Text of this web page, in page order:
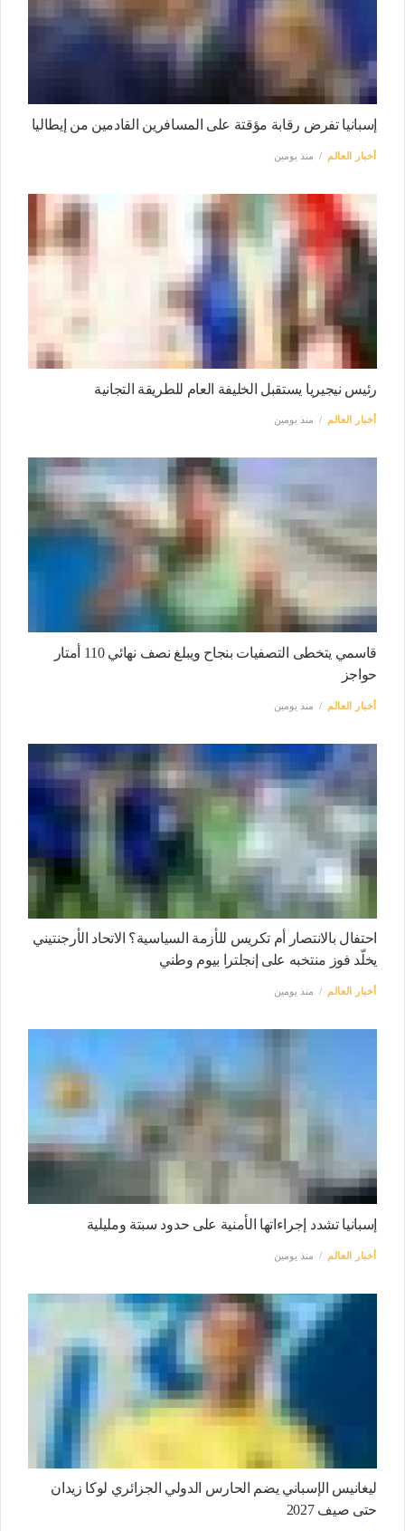
إسبانيا تفرض رقابة مؤقتة على المسافرين القادمين من إيطاليا
أخبار العالم منذ يومين
رئيس نيجيريا يستقبل الخليفة العام للطريقة التجانية
أخبار العالم منذ يومين
قاسمي يتخطى التصفيات بنجاح ويبلغ نصف نهائي 110 أمتار
حواجز
أخبار العالم منذ يومين
احتفال بالانتصار أم تكريس للأزمة السياسية؟ الاتحاد الأرجنتيني
يخلّد فوز منتخبه على إنجلترا بيوم وطني
أخبار العالم منذ يومين
إسبانيا تشدد إجراءاتها الأمنية على حدود سبتة ومليلية
أخبار العالم منذ يومين
ليغانيس الإسباني يضم الحارس الدولي الجزائري لوكا زيدان
حتى صيف 2027